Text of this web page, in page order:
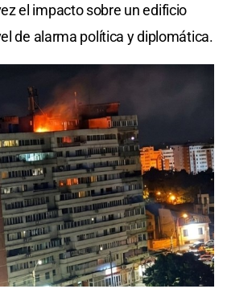
el impacto sobre un edificio
de alarma política y diplomática.